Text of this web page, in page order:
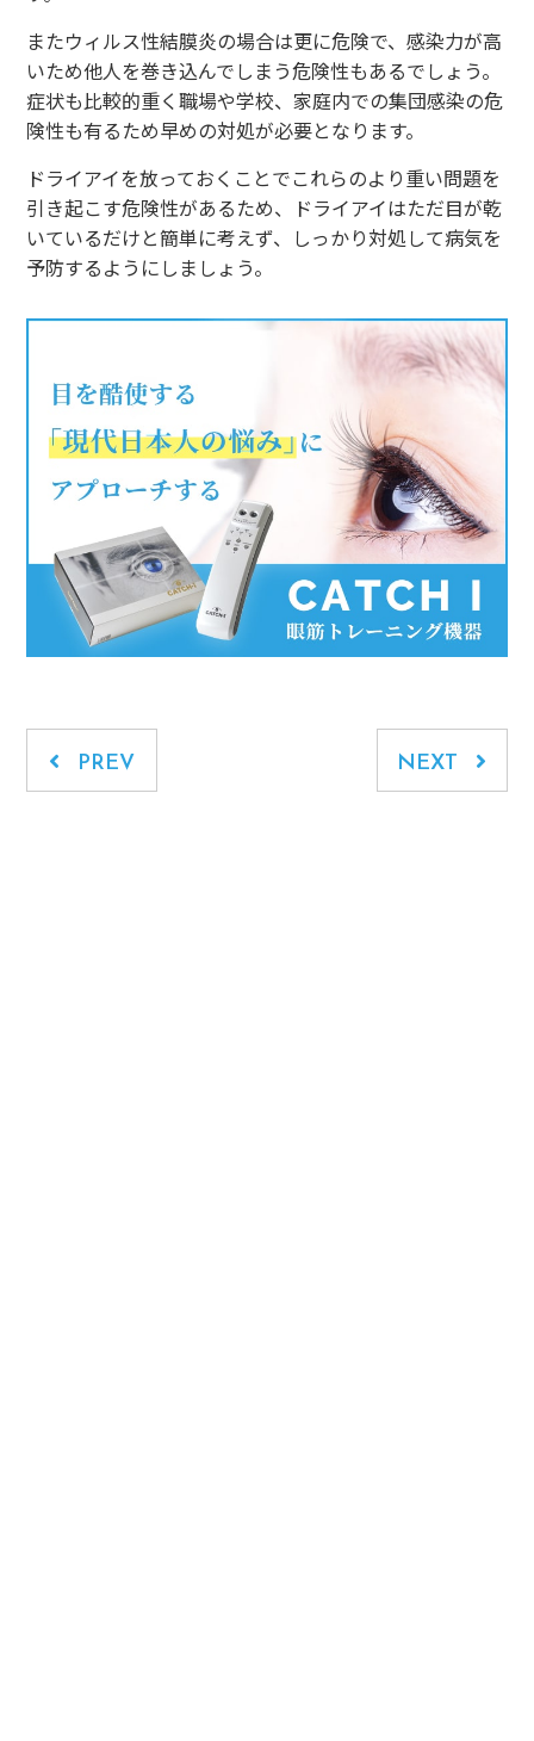
またウィルス性結膜炎の場合は更に危険で、感染力が高
いため他人を巻き込んでしまう危険性もあるでしょう。
症状も比較的重く職場や学校、家庭内での集団感染の危
険性も有るため早めの対処が必要となります。
ドライアイを放っておくことでこれらのより重い問題を
引き起こす危険性があるため、ドライアイはただ目が乾
いているだけと簡単に考えず、しっかり対処して病気を
予防するようにしましょう。
PREV NEXT